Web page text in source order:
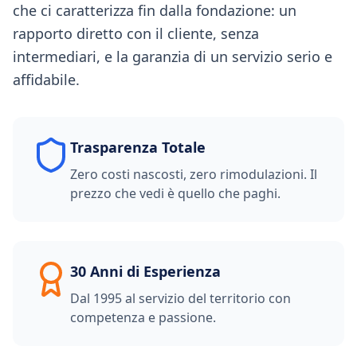
che ci caratterizza fin dalla fondazione: un
rapporto diretto con il cliente, senza
intermediari, e la garanzia di un servizio serio e
affidabile.
Trasparenza Totale
Zero costi nascosti, zero rimodulazioni. Il
prezzo che vedi è quello che paghi.
30 Anni di Esperienza
Dal 1995 al servizio del territorio con
competenza e passione.